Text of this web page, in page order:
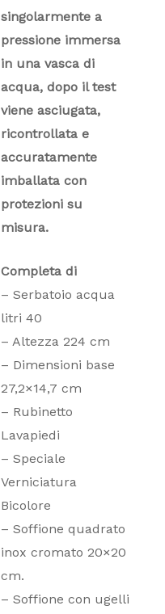
singolarmente a
pressione immersa
in una vasca di
acqua, dopo il test
viene asciugata,
ricontrollata e
accuratamente
imballata con
protezioni su
misura.
Completa di
– Serbatoio acqua
litri 40
– Altezza 224 cm
– Dimensioni base
27,2×14,7 cm
– Rubinetto
Lavapiedi
– Speciale
Verniciatura
Bicolore
– Soffione quadrato
inox cromato 20×20
cm.
– Soffione con ugelli